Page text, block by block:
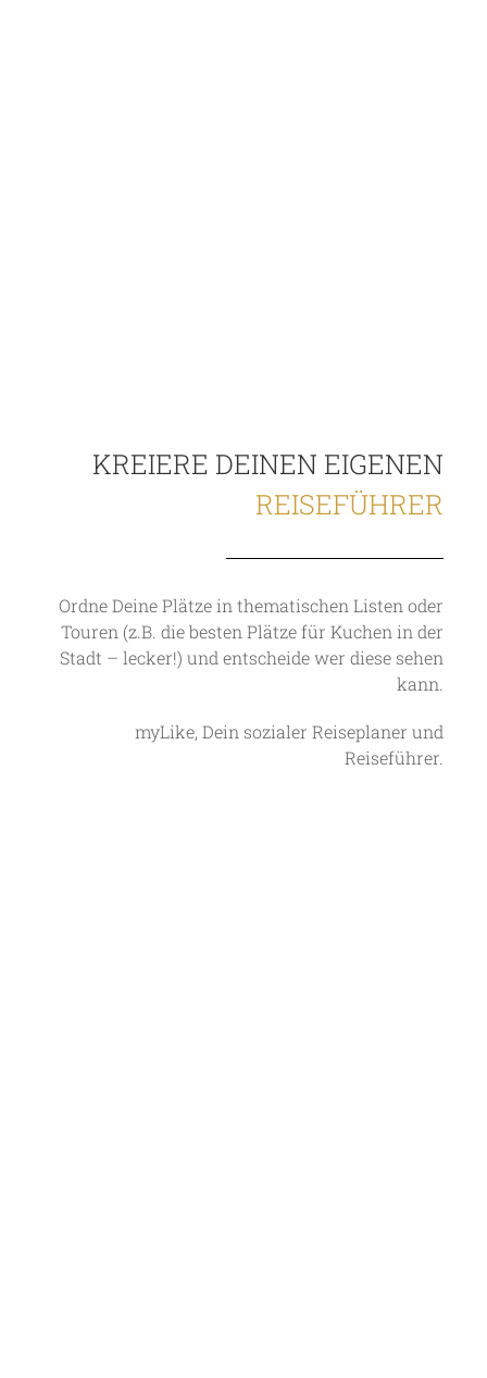
KREIERE DEINEN EIGENEN
REISEFÜHRER
Ordne Deine Plätze in thematischen Listen oder
Touren (z.B. die besten Plätze für Kuchen in der
Stadt – lecker!) und entscheide wer diese sehen
kann.
myLike, Dein sozialer Reiseplaner und
Reiseführer.